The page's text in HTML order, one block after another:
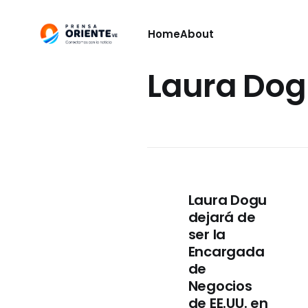
HomeAbout
Laura
Laura Dogu
dejará de
ser la
Encargada
de
Negocios
de EE.UU. en